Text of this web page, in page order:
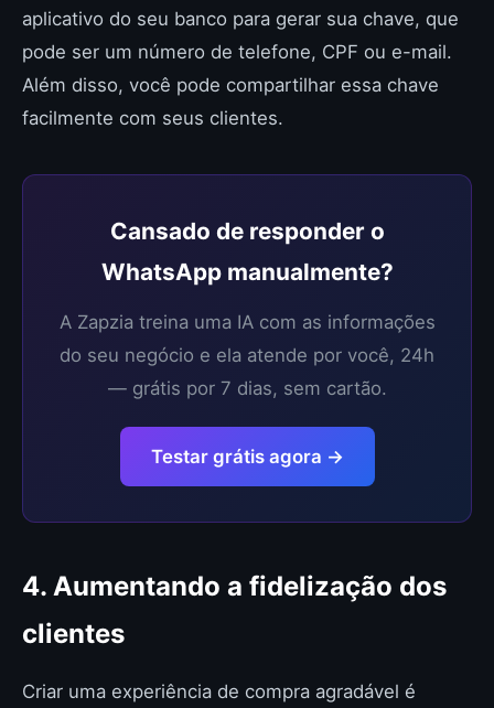
aplicativo do seu banco para gerar sua chave, que
pode ser um número de telefone, CPF ou e-mail.
Além disso, você pode compartilhar essa chave
facilmente com seus clientes.
Cansado de responder o
WhatsApp manualmente?
A Zapzia treina uma IA com as informações
do seu negócio e ela atende por você, 24h
— grátis por 7 dias, sem cartão.
Testar grátis agora →
4. Aumentando a fidelização dos
clientes
Criar uma experiência de compra agradável é